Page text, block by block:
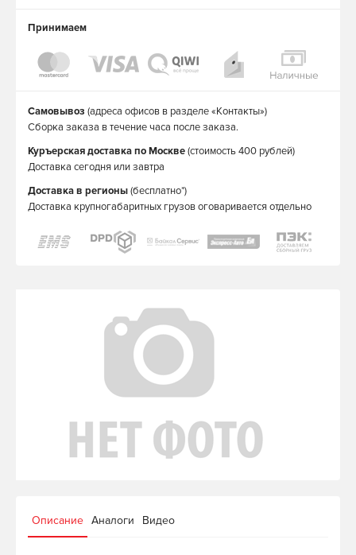
Принимаем
Самовывоз (адреса офисов в разделе «Контакты»)
Сборка заказа в течение часа после заказа.
Куръерская доставка по Москве(стоимость 400 рублей)
Доставка сегодня или завтра
Доставка в регионы(бесплатно*)
Доставка крупногабаритных грузов оговаривается отдельно
Описание Аналоги Видео